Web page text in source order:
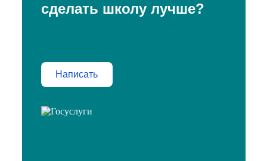
сделать школу лучше?
Написать